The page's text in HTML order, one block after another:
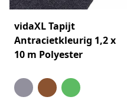
vidaXL Tapijt
Antracietkleurig 1,2 x
10 m Polyester